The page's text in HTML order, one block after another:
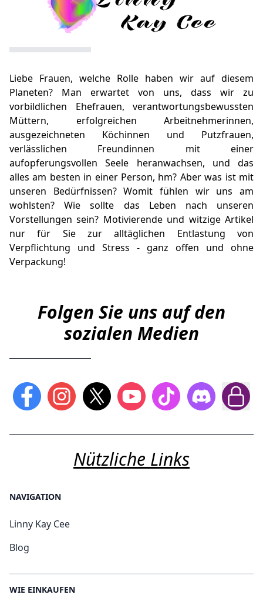
Liebe Frauen, welche Rolle haben wir auf diesem
Planeten? Man erwartet von uns, dass wir zu
vorbildlichen Ehefrauen, verantwortungsbewussten
Müttern, erfolgreichen Arbeitnehmerinnen,
ausgezeichneten Köchinnen und Putzfrauen,
verlässlichen Freundinnen mit einer
aufopferungsvollen Seele heranwachsen, und das
alles am besten in einer Person, hm? Aber was ist mit
unseren Bedürfnissen? Womit fühlen wir uns am
wohlsten? Wie sollte das Leben nach unseren
Vorstellungen sein? Motivierende und witzige Artikel
nur für Sie zur alltäglichen Entlastung von
Verpflichtung und Stress - ganz offen und ohne
Verpackung!
Folgen Sie uns auf den
sozialen Medien
Nützliche Links
NAVIGATION
Linny Kay Cee
Blog
WIE EINKAUFEN